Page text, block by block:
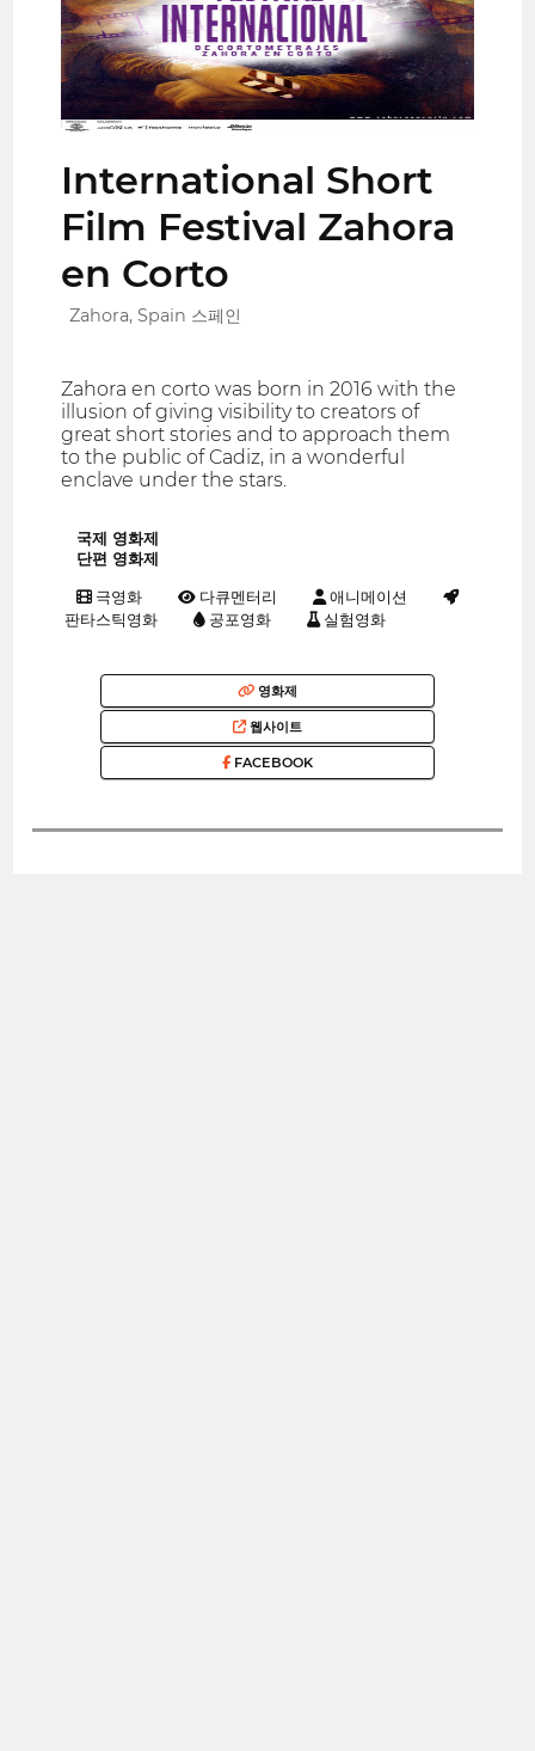
International Short
Film Festival Zahora
en Corto
Zahora, Spain 스페인
Zahora en corto was born in 2016 with the
illusion of giving visibility to creators of
great short stories and to approach them
to the public of Cadiz, in a wonderful
enclave under the stars.
국제 영화제
단편 영화제
극영화 다큐멘터리
애니메이션
판타스틱영화
공포영화 실험영화
영화제
웹사이트
FACEBOOK